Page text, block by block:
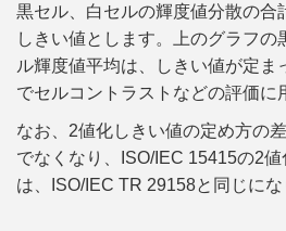
黒セル、白セルの輝度値分散の合
しきい値とします。上のグラフの
ル輝度値平均は、しきい値が定ま
でセルコントラストなどの評価に
なお、2値化しきい値の定め方の
でなくなり、ISO/IEC 15415の2
は、ISO/IEC TR 29158と同じにな